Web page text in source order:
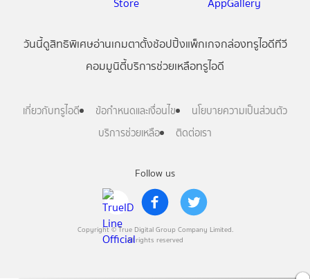
Follow us
Copyright © True Digital Group Company Limited.
All rights reserved
วันนี้ดูสิทธิพิเศษอ่านเกมตาตั้งช้อปปิ้งแพ็กเกจกล่องทรูไอดีทีวี
คอมมูนิตี้บริการช่วยเหลือทรูไอดี
เกี่ยวกับทรูไอดี ข้อกำหนดและเงื่อนไข
นโยบายความเป็นส่วนตัว
บริการช่วยเหลือ
ติดต่อเรา